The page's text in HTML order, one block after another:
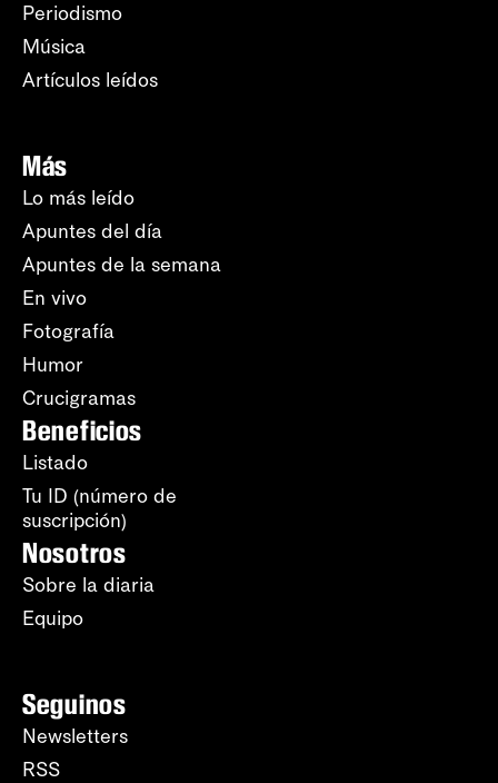
Periodismo
Música
Artículos leídos
Más
Lo más leído
Apuntes del día
Apuntes de la semana
En vivo
Fotografía
Humor
Crucigramas
Beneficios
Listado
Tu ID (número de
suscripción)
Nosotros
Sobre la diaria
Equipo
Seguinos
Newsletters
RSS